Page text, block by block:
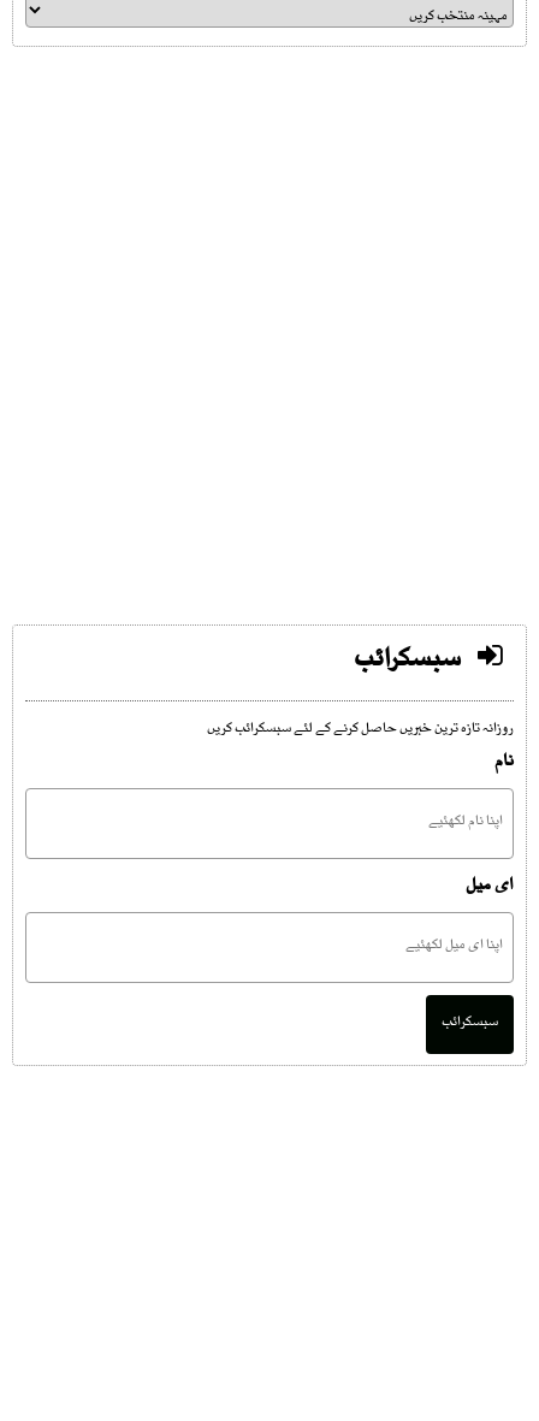
سبسکرائب
روزانہ تازہ ترین خبریں حاصل کرنے کے لئے سبسکرائب کریں
نام
ای میل
سبسکرائب